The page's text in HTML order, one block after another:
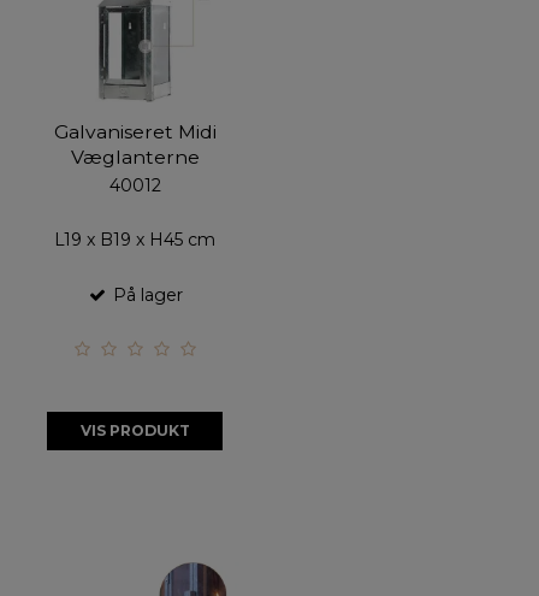
Galvaniseret Midi
Væglanterne
40012
L19 x B19 x H45 cm
På lager
VIS PRODUKT